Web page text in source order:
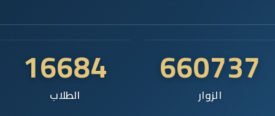
660737
الزوار
16684
الطلاب